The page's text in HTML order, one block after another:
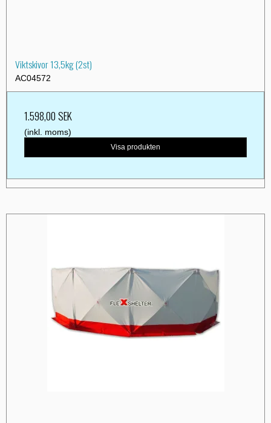
Viktskivor 13,5kg (2st)
AC04572
1.598,00 SEK
(inkl. moms)
Visa produkten